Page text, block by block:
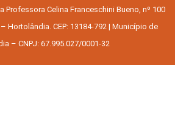
Professora Celina Franceschini Bueno, nº 100
Hortolândia. CEP: 13184-792 | Município de
– CNPJ: 67.995.027/0001-32